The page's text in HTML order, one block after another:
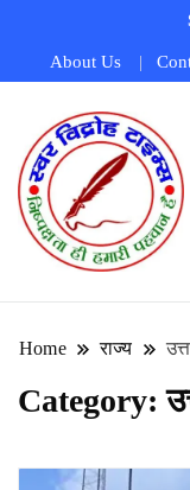
About Us
Home राज्य
Category: